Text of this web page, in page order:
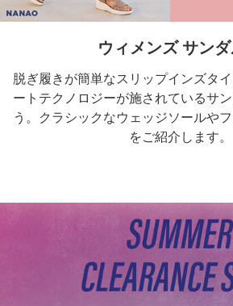
ウィメンズ サン
脱ぎ履きが簡単なスリップインズタ
ートテクノロジーが施されているサ
う。クラシックなウェッジソールや
をご紹介します。